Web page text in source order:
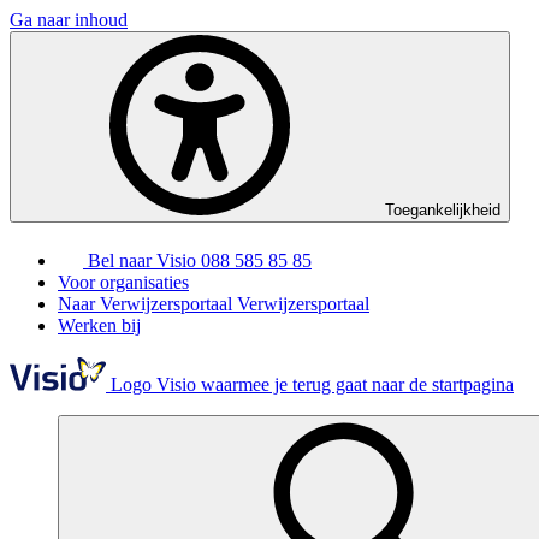
Ga naar inhoud
Toegankelijkheid
Bel naar Visio 088 585 85 85
Voor organisaties
Naar Verwijzersportaal Verwijzersportaal
Werken bij
Logo Visio waarmee je terug gaat naar de startpagina